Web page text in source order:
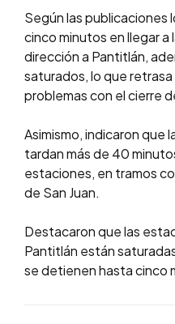
Según las publicaciones
cinco minutos en llegar
dirección a Pantitlán,
saturados, lo que retrasa
problemas con el cierre
Asimismo, indicaron que
tardan más de 40
estaciones, en tramos
de San Juan.
Destacaron que las
Pantitlán están
se detienen hasta cinco